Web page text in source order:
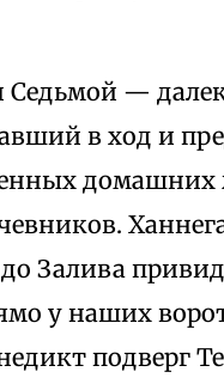
Седьмой —
в ход и
Залива
у наших
подверг